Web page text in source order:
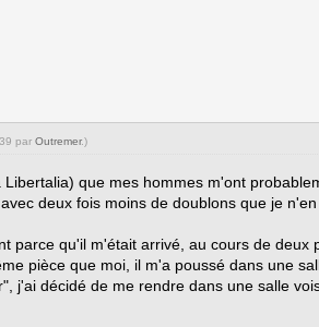
par Outremer.)
que mes hommes m'ont
deux fois moins de doublons que je
parce qu'il m'était arrivé, au cours de
pièce que moi, il m'a poussé dans une
j'ai décidé de me rendre dans une salle